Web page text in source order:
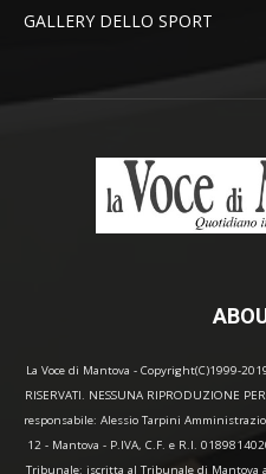
GALLERY DELLO SPORT
La Voce di Mantova - Copyright(C)1999-
RISERVATI. NESSUNA RIPRODUZIONE
responsabile: Alessio Tarpini
12 - Mantova - P.IVA, C.F. e R.I.
Tribunale: iscritta al Tribunale di Mantova